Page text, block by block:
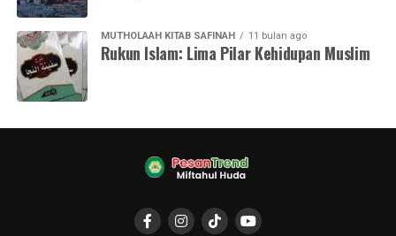
MUTHOLAAH KITAB SAFINAH 11 bulan ago
Rukun Islam: Lima Pilar Kehidupan Muslim